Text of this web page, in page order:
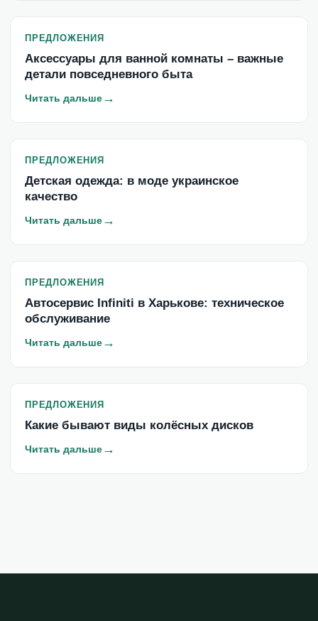
ПРЕДЛОЖЕНИЯ
Аксессуары для ванной комнаты – важные
детали повседневного быта
Читать дальше→
ПРЕДЛОЖЕНИЯ
Детская одежда: в моде украинское
качество
Читать дальше→
ПРЕДЛОЖЕНИЯ
Автосервис Infiniti в Харькове: техническое
обслуживание
Читать дальше→
ПРЕДЛОЖЕНИЯ
Какие бывают виды колёсных дисков
Читать дальше→